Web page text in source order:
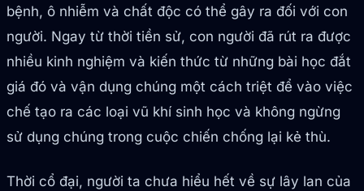
bệnh, ô nhiễm và chất độc có thể gây ra đối với con
người. Ngay từ thời tiền sử, con người đã rút ra được
nhiều kinh nghiệm và kiến thức từ những bài học đắt
giá đó và vận dụng chúng một cách triệt để vào việc
chế tạo ra các loại vũ khí sinh học và không ngừng
sử dụng chúng trong cuộc chiến chống lại kẻ thù.
Thời cổ đại, người ta chưa hiểu hết về sự lây lan của